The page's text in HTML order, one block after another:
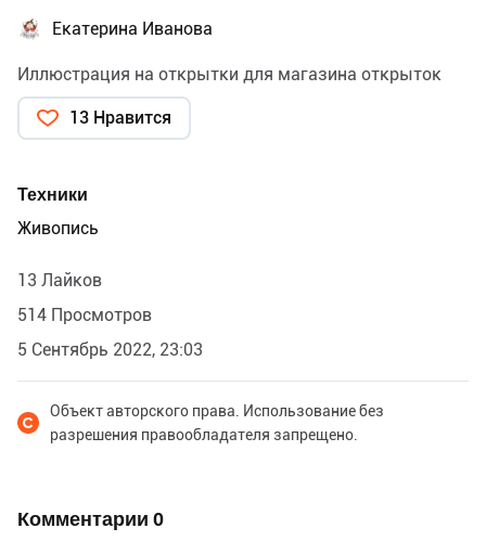
Екатерина Иванова
Иллюстрация на открытки для магазина открыток
13 Нравится
Техники
Живопись
13 Лайков
514 Просмотров
5 Сентябрь 2022, 23:03
Объект авторского права. Использование без
разрешения правообладателя запрещено.
Комментарии 0